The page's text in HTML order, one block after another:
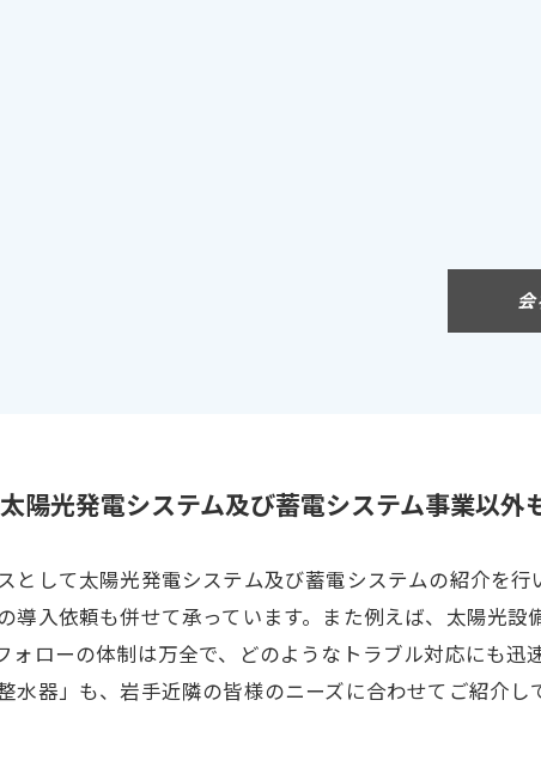
陽光発電システム及び蓄電システム事業以外
として太陽光発電システム及び蓄電システムの紹介を
導入依頼も併せて承っています。また例えば、太陽光
ォローの体制は万全で、どのようなトラブル対応にも
水器」も、岩手近隣の皆様のニーズに合わせてご紹介し